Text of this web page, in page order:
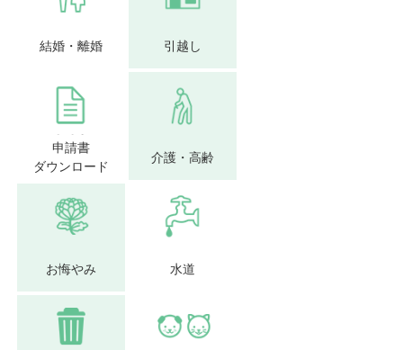
結婚・離婚 引越し
申請書
ダウンロード
介護・高齢
お悔やみ 水道